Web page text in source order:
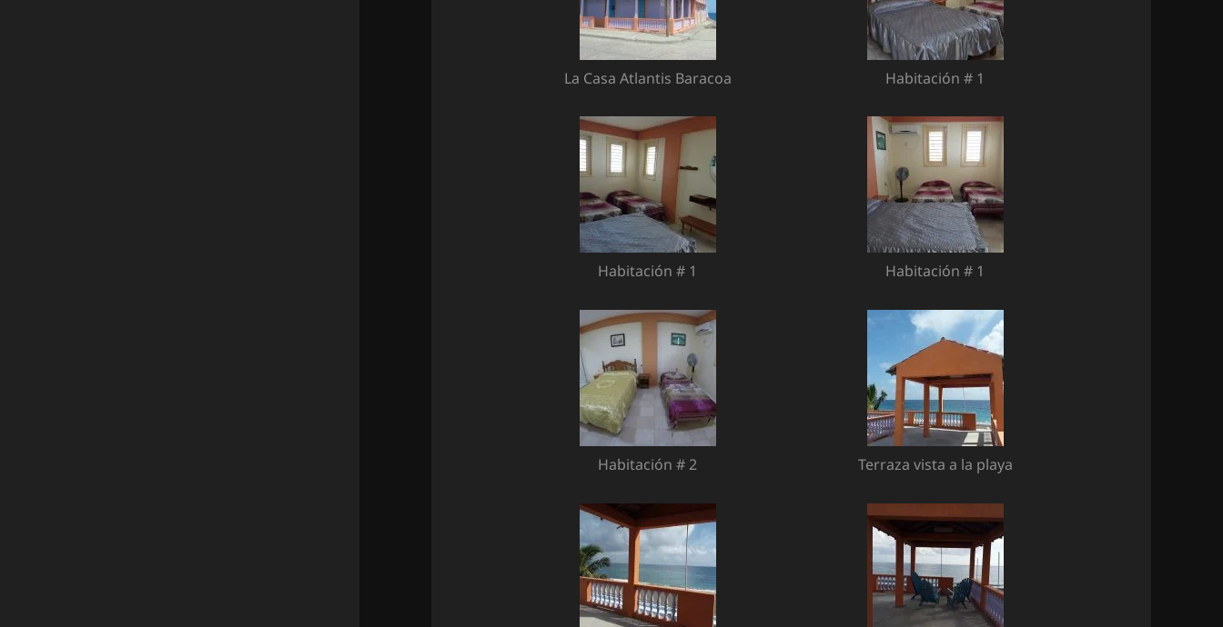
La Casa Atlantis Baracoa Habitación # 1
Habitación # 1 Habitación # 1
Habitación # 2 Terraza vista a la playa